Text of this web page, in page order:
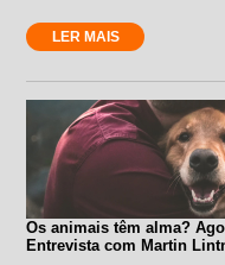
LER MAIS
Os animais têm alma?
Entrevista com Martin